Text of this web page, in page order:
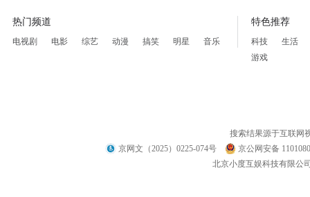
热门频道
电视剧 电影 综艺 动漫 搞笑 明星 音乐
特色推荐
科技
生活
游戏
搜索结果源于互联网
京网文（2025）0225-074号
京公网安备
北京小度互娱科技有限公